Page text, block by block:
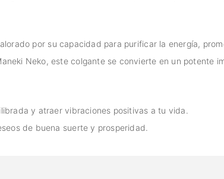
por su capacidad para purificar la energía,
Neko, este colgante se convierte en un potente
y atraer vibraciones positivas a tu vida.
de buena suerte y prosperidad.